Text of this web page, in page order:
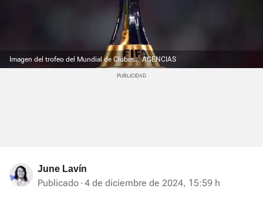
Imagen del trofeo del Mundial de Clubes. AGENCIAS
June Lavín
Publicado 4 de diciembre de 2024, 15:59 h